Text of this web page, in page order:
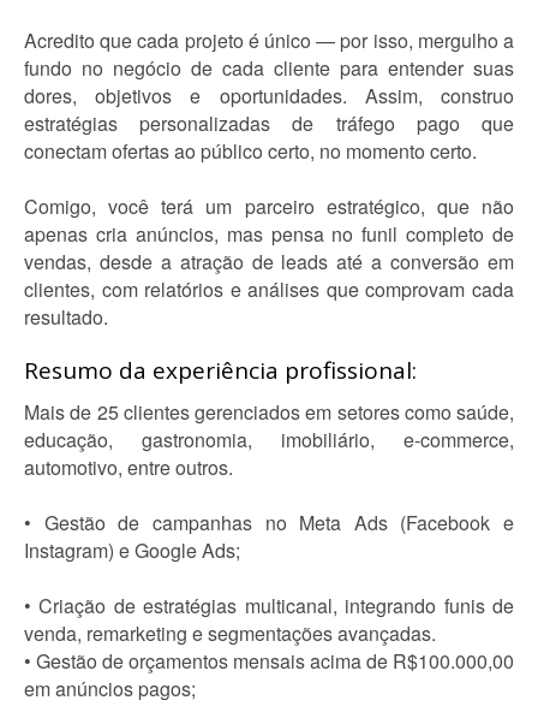
Acredito que cada projeto é único — por isso, mergulho a
fundo no negócio de cada cliente para entender suas
dores, objetivos e oportunidades. Assim, construo
estratégias personalizadas de tráfego pago que
conectam ofertas ao público certo, no momento certo.
Comigo, você terá um parceiro estratégico, que não
apenas cria anúncios, mas pensa no funil completo de
vendas, desde a atração de leads até a conversão em
clientes, com relatórios e análises que comprovam cada
resultado.
Resumo da experiência profissional:
Mais de 25 clientes gerenciados em setores como saúde,
educação, gastronomia, imobiliário, e-commerce,
automotivo, entre outros.
• Gestão de campanhas no Meta Ads (Facebook e
Instagram) e Google Ads;
• Criação de estratégias multicanal, integrando funis de
venda, remarketing e segmentações avançadas.
• Gestão de orçamentos mensais acima de R$100.000,00
em anúncios pagos;